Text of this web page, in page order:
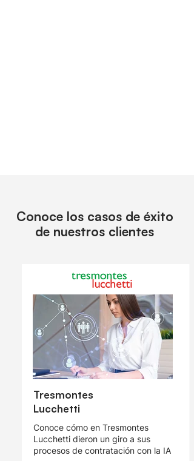
Conoce los casos de éxito
de nuestros clientes
Tresmontes
Lucchetti
Conoce cómo en Tresmontes
Lucchetti dieron un giro a sus
procesos de contratación con la IA